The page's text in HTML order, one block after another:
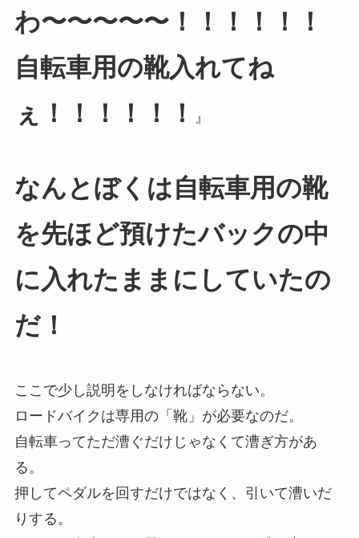
わ〜〜〜〜〜！！！！！！
自転車用の靴入れてね
ぇ！！！！！！
』
なんとぼくは自転車用の靴
を先ほど預けたバックの中
に入れたままにしていたの
だ！
ここで少し説明をしなければならない。
ロードバイクは専用の「靴」が必要なのだ。
自転車ってただ漕ぐだけじゃなくて漕ぎ方があ
る。
押してペダルを回すだけではなく、引いて漕いだ
りする。